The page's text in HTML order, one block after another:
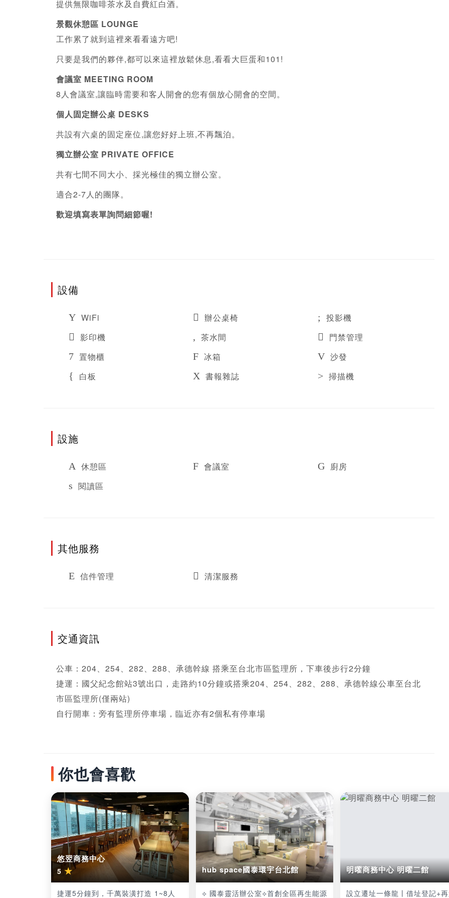
提供無限咖啡茶水及自費紅白酒。
景觀休憩區 LOUNGE
工作累了就到這裡來看看遠方吧!
只要是我們的夥伴,都可以來這裡放鬆休息,看看大巨蛋和101!
會議室 MEETING ROOM
8人會議室,讓臨時需要和客人開會的您有個放心開會的空間。
個人固定辦公桌 DESKS
共設有六桌的固定座位,讓您好好上班,不再飄泊。
​獨立辦公室 PRIVATE OFFICE
共有七間不同大小、採光極佳的獨立辦公室。
適合2-7人的團隊。
歡迎填寫表單詢問細節喔!
設備
WiFi 辦公桌椅
投影機
影印機
茶水間
門禁管理
置物櫃
冰箱
沙發
白板
書報雜誌 掃描機
設施
休憩區 會議室
廚房
閱讀區
其他服務
信件管理 清潔服務
交通資訊
公車：204、254、282、288、承德幹線 搭乘至台北市區監理所，下車後步行2分鐘
捷運：國父紀念館站3號出口，走路約10分鐘或搭乘204、254、282、288、承德幹線公車至台北
市區監理所(僅兩站)
自行開車：旁有監理所停車場，臨近亦有2個私有停車場
你也會喜歡
悠翌商務中心
5 ★
捷運5分鐘到，千萬裝潢打造 1~8人
hub space國泰環宇台北館
⟡ 國泰靈活辦公室⟡首創全區再生能源
明曜商務中心 明曜二館
設立遷址一條龍丨借址登記+